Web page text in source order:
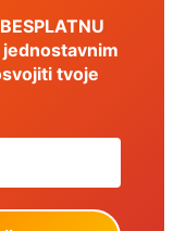
tvoje